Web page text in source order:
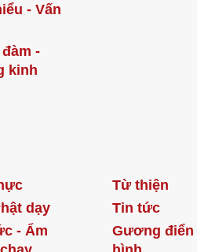
- Vấn
-
kinh
dạy
- Ẩm
Từ thiện
Tin tức
Gương điển